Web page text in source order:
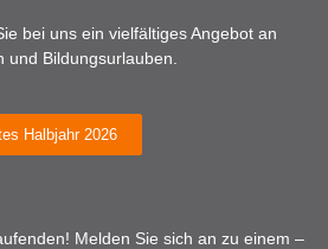
bei uns ein vielfältiges Angebot an
Bildungsurlauben.
Halbjahr 2026
Melden Sie sich an zu einem –